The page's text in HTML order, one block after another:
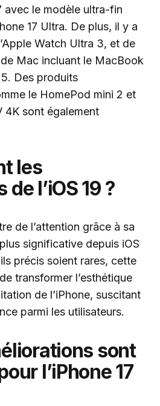
avec le modèle ultra-fin
17 Ultra. De plus, il y a
Watch Ultra 3, et de
Mac incluant le MacBook
Des produits
le HomePod mini 2 et
4K sont également
les
l’iOS 19 ?
de l’attention grâce à sa
significative depuis iOS
précis soient rares, cette
transformer l’esthétique
de l’iPhone, suscitant
parmi les utilisateurs.
sont
l’iPhone 17